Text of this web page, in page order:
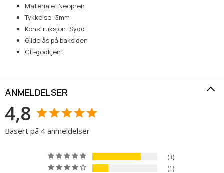
Materiale: Neopren
Tykkelse: 3mm
Konstruksjon: Sydd
Glidelås på baksiden
CE-godkjent
ANMELDELSER
4,8
Basert på 4 anmeldelser
3
1